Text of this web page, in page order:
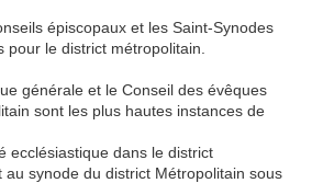
épiscopaux et les Saint-Synodes
pour le district métropolitain.
générale et le Conseil des évêques
sont les plus hautes instances de
ecclésiastique dans le district
au synode du district Métropolitain sous